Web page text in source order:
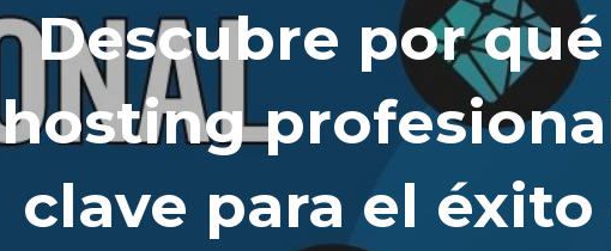
Descubre por
hosting
clave para el éxito